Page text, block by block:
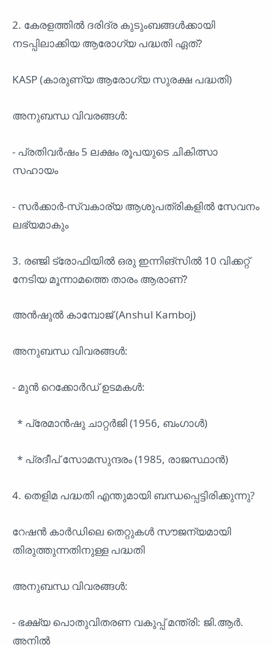
2. കേരളത്തിൽ ദരിദ്ര കുടുംബങ്ങൾക്കായി
നടപ്പിലാക്കിയ ആരോഗ്യ പദ്ധതി ഏത്?
KASP (കാരുണ്യ ആരോഗ്യ സുരക്ഷ പദ്ധതി)
അനുബന്ധ വിവരങ്ങൾ:
- പ്രതിവർഷം 5 ലക്ഷം രൂപയുടെ ചികിത്സാ
സഹായം
- സർക്കാർ-സ്വകാര്യ ആശുപത്രികളിൽ സേവനം
ലഭ്യമാകും
3. രഞ്ജി ട്രോഫിയിൽ ഒരു ഇന്നിങ്സിൽ 10 വിക്കറ്റ്
നേടിയ മൂന്നാമത്തെ താരം ആരാണ്?
അൻഷുൽ കാമ്പോജ് (Anshul Kamboj)
അനുബന്ധ വിവരങ്ങൾ:
- മുൻ റെക്കോർഡ് ഉടമകൾ:
* പ്രേമാൻഷു ചാറ്റർജി (1956, ബംഗാൾ)
* പ്രദീപ് സോമസുന്ദരം (1985, രാജസ്ഥാൻ)
4. തെളിമ പദ്ധതി എന്തുമായി ബന്ധപ്പെട്ടിരിക്കുന്നു?
റേഷൻ കാർഡിലെ തെറ്റുകൾ സൗജന്യമായി
തിരുത്തുന്നതിനുള്ള പദ്ധതി
അനുബന്ധ വിവരങ്ങൾ:
- ഭക്ഷ്യ പൊതുവിതരണ വകുപ്പ് മന്ത്രി: ജി.ആർ.
അനിൽ